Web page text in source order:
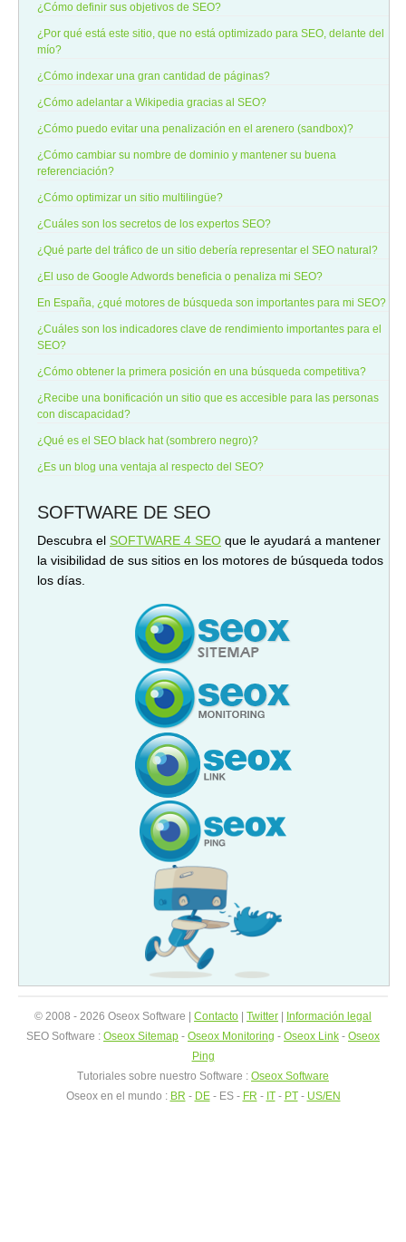
¿Cómo definir sus objetivos de SEO?
¿Por qué está este sitio, que no está optimizado para SEO, delante del
mío?
¿Cómo indexar una gran cantidad de páginas?
¿Cómo adelantar a Wikipedia gracias al SEO?
¿Cómo puedo evitar una penalización en el arenero (sandbox)?
¿Cómo cambiar su nombre de dominio y mantener su buena
referenciación?
¿Cómo optimizar un sitio multilingüe?
¿Cuáles son los secretos de los expertos SEO?
¿Qué parte del tráfico de un sitio debería representar el SEO natural?
¿El uso de Google Adwords beneficia o penaliza mi SEO?
En España, ¿qué motores de búsqueda son importantes para mi SEO?
¿Cuáles son los indicadores clave de rendimiento importantes para el
SEO?
¿Cómo obtener la primera posición en una búsqueda competitiva?
¿Recibe una bonificación un sitio que es accesible para las personas
con discapacidad?
¿Qué es el SEO black hat (sombrero negro)?
¿Es un blog una ventaja al respecto del SEO?
SOFTWARE DE SEO
Descubra el SOFTWARE 4 SEO que le ayudará a mantener
la visibilidad de sus sitios en los motores de búsqueda todos
los días.
© 2008 - 2026 Oseox Software | Contacto Twitter
Información legal
SEO Software : Oseox Sitemap - Oseox Monitoring - Oseox Link - Oseox
Ping
Tutoriales sobre nuestro Software : Oseox Software
Oseox en el mundo : BR - DE- ES - FR - IT- PT- US/EN